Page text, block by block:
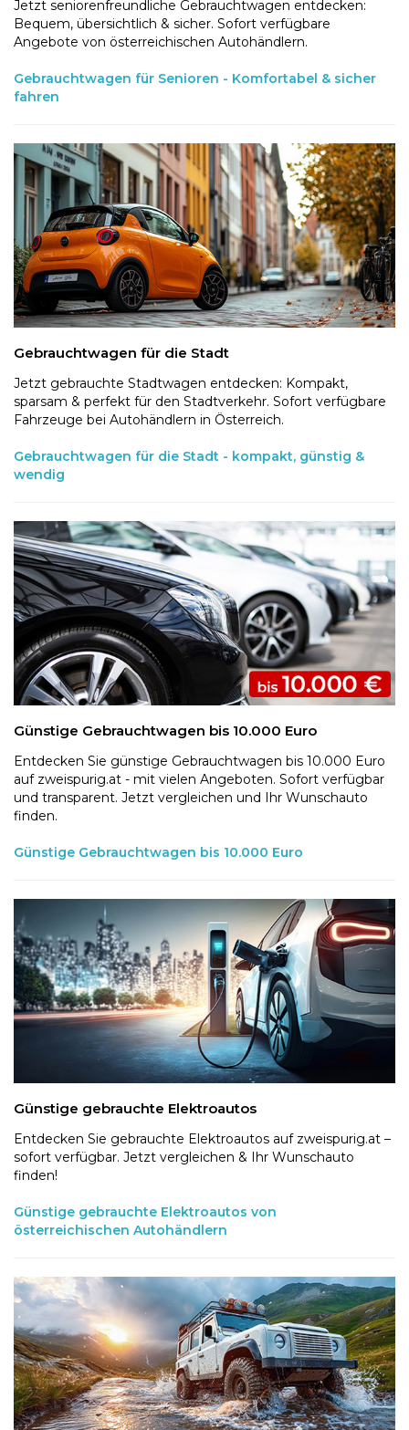
Jetzt seniorenfreundliche Gebrauchtwagen entdecken:
Bequem, übersichtlich & sicher. Sofort verfügbare
Angebote von österreichischen Autohändlern.
Gebrauchtwagen für Senioren - Komfortabel & sicher
fahren
Gebrauchtwagen für die Stadt
Jetzt gebrauchte Stadtwagen entdecken: Kompakt,
sparsam & perfekt für den Stadtverkehr. Sofort verfügbare
Fahrzeuge bei Autohändlern in Österreich.
Gebrauchtwagen für die Stadt - kompakt, günstig &
wendig
Günstige Gebrauchtwagen bis 10.000 Euro
Entdecken Sie günstige Gebrauchtwagen bis 10.000 Euro
auf zweispurig.at - mit vielen Angeboten. Sofort verfügbar
und transparent. Jetzt vergleichen und Ihr Wunschauto
finden.
Günstige Gebrauchtwagen bis 10.000 Euro
Günstige gebrauchte Elektroautos
Entdecken Sie gebrauchte Elektroautos auf zweispurig.at –
sofort verfügbar. Jetzt vergleichen & Ihr Wunschauto
finden!
Günstige gebrauchte Elektroautos von
österreichischen Autohändlern